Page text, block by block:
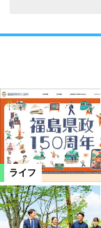
ライフ